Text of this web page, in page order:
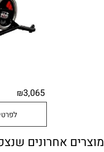
₪3,065
מוצרים אחרונים